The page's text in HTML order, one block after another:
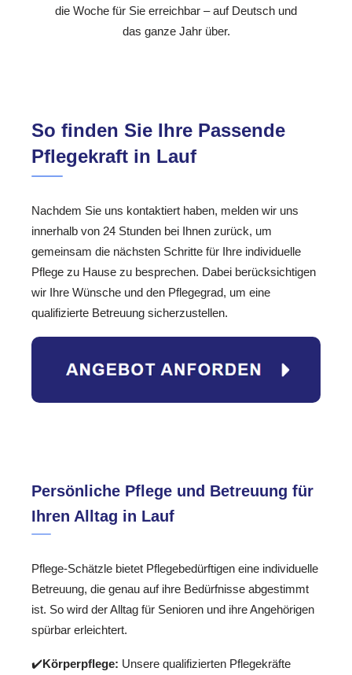
die Woche für Sie erreichbar – auf Deutsch und
das ganze Jahr über.
So finden Sie Ihre Passende
Pflegekraft in Lauf
Nachdem Sie uns kontaktiert haben, melden wir uns
innerhalb von 24 Stunden bei Ihnen zurück, um
gemeinsam die nächsten Schritte für Ihre individuelle
Pflege zu Hause zu besprechen. Dabei berücksichtigen
wir Ihre Wünsche und den Pflegegrad, um eine
qualifizierte Betreuung sicherzustellen.
Persönliche Pflege und Betreuung für
Ihren Alltag in Lauf
Pflege-Schätzle bietet Pflegebedürftigen eine individuelle
Betreuung, die genau auf ihre Bedürfnisse abgestimmt
ist. So wird der Alltag für Senioren und ihre Angehörigen
spürbar erleichtert.
✔️Körperpflege: Unsere qualifizierten Pflegekräfte